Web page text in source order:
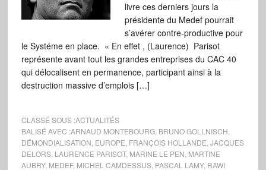
livre ces derniers jours la
présidente du Medef pourrait
s’avérer contre-productive pour
le Systéme en place. « En effet , (Laurence) Parisot
représente avant tout les grandes entreprises du CAC 40
qui délocalisent en permanence, participant ainsi à la
destruction massive d’emplois […]
CLASSÉ SOUS :ACTUALITÉS
BALISÉ AVEC :ARNAUD MONTEBOURG, BRUNO GOLLNISCH
DÉMONDIALISATION EUROPE FRANÇOIS HOLLANDE JACQUES
DELORS, LAURENCE PARISOT, MARINE LE PEN MARTINE
AUBRY, MEDEF, MICHEL CAMDESSUS, PASCAL LAMY, RAWI